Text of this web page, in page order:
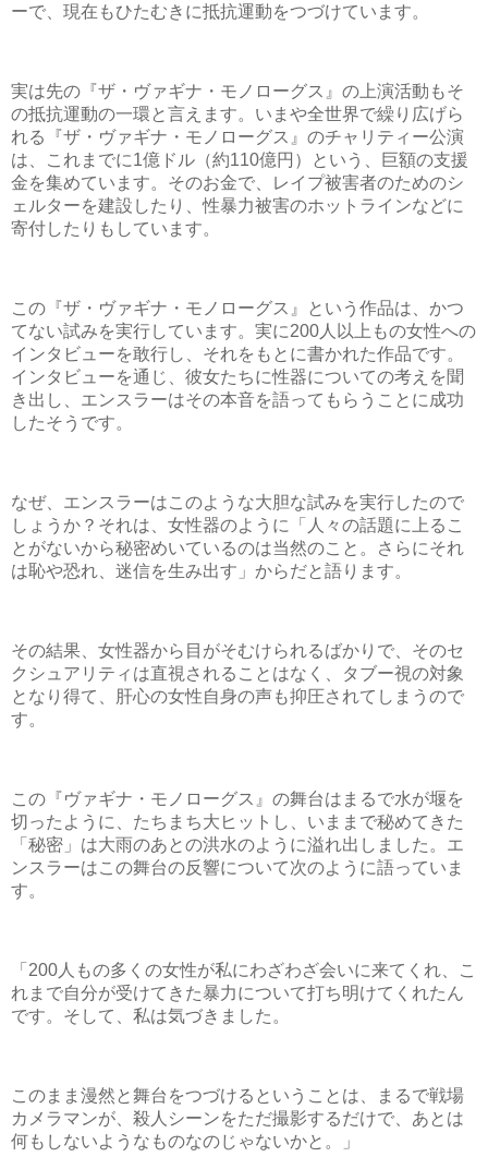
ーで、現在もひたむきに抵抗運動をつづけています。
実は先の『ザ・ヴァギナ・モノローグス』の上演活動もそ
の抵抗運動の一環と言えます。いまや全世界で繰り広げら
れる『ザ・ヴァギナ・モノローグス』のチャリティー公演
は、これまでに1億ドル（約110億円）という、巨額の支援
金を集めています。そのお金で、レイプ被害者のためのシ
ェルターを建設したり、性暴力被害のホットラインなどに
寄付したりもしています。
この『ザ・ヴァギナ・モノローグス』という作品は、かつ
てない試みを実行しています。実に200人以上もの女性への
インタビューを敢行し、それをもとに書かれた作品です。
インタビューを通じ、彼女たちに性器についての考えを聞
き出し、エンスラーはその本音を語ってもらうことに成功
したそうです。
なぜ、エンスラーはこのような大胆な試みを実行したので
しょうか？それは、女性器のように「人々の話題に上るこ
とがないから秘密めいているのは当然のこと。さらにそれ
は恥や恐れ、迷信を生み出す」からだと語ります。
その結果、女性器から目がそむけられるばかりで、そのセ
クシュアリティは直視されることはなく、タブー視の対象
となり得て、肝心の女性自身の声も抑圧されてしまうので
す。
この『ヴァギナ・モノローグス』の舞台はまるで水が堰を
切ったように、たちまち大ヒットし、いままで秘めてきた
「秘密」は大雨のあとの洪水のように溢れ出しました。エ
ンスラーはこの舞台の反響について次のように語っていま
す。
「200人もの多くの女性が私にわざわざ会いに来てくれ、こ
れまで自分が受けてきた暴力について打ち明けてくれたん
です。そして、私は気づきました。
このまま漫然と舞台をつづけるということは、まるで戦場
カメラマンが、殺人シーンをただ撮影するだけで、あとは
何もしないようなものなのじゃないかと。」